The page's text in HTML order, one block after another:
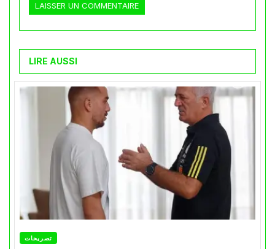
LIRE AUSSI
تصريحات